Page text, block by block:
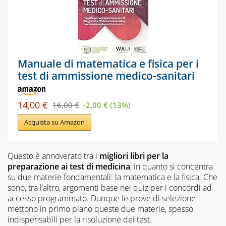
Manuale di matematica e fisica per i
test di ammissione medico-sanitari
14,00 € 16,00 € -2,00 € (13%)
Acquista su Amazon
Questo è annoverato tra i migliori libri per la
preparazione ai test di medicina, in quanto si concentra
su due materie fondamentali: la matematica e la fisica. Che
sono, tra l’altro, argomenti base nei quiz per i concordi ad
accesso programmato. Dunque le prove di selezione
mettono in primo piano queste due materie, spesso
indispensabili per la risoluzione dei test.